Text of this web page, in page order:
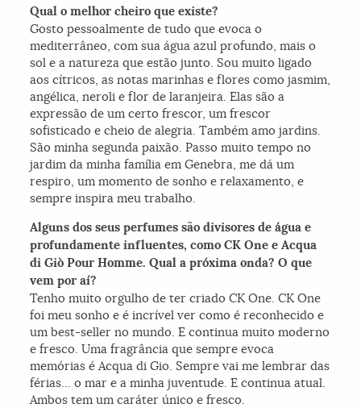
Qual o melhor cheiro que existe?
Gosto pessoalmente de tudo que evoca o
mediterrâneo, com sua água azul profundo, mais o
sol e a natureza que estão junto. Sou muito ligado
aos cítricos, as notas marinhas e flores como jasmim,
angélica, neroli e flor de laranjeira. Elas são a
expressão de um certo frescor, um frescor
sofisticado e cheio de alegria. Também amo jardins.
São minha segunda paixão. Passo muito tempo no
jardim da minha família em Genebra, me dá um
respiro, um momento de sonho e relaxamento, e
sempre inspira meu trabalho.
Alguns dos seus perfumes são divisores de água e
profundamente influentes, como CK One e Acqua
di Giò Pour Homme. Qual a próxima onda? O que
vem por aí?
Tenho muito orgulho de ter criado CK One. CK One
foi meu sonho e é incrível ver como é reconhecido e
um best-seller no mundo. E continua muito moderno
e fresco. Uma fragrância que sempre evoca
memórias é Acqua di Gio. Sempre vai me lembrar das
férias… o mar e a minha juventude. E continua atual.
Ambos tem um caráter único e fresco.